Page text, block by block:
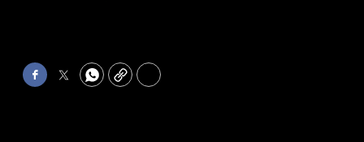
FacebookTwitterWhatsApp
Copy Print